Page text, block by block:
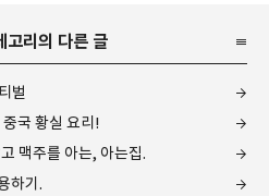
고리의 다른 글
벌
국 황실 요리!
맥주를 아는, 아는집.
하기.